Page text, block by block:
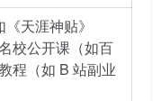
天涯神贴》
校公开课（如百
程（如 B 站副业